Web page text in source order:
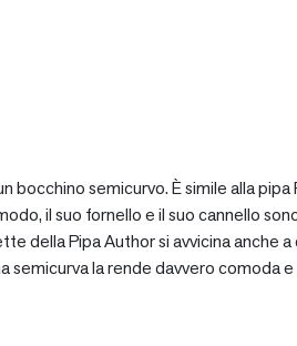
semicurvo. È simile alla
il suo fornello e il suo cannello
della Pipa Author si avvicina anche a
la rende davvero comoda